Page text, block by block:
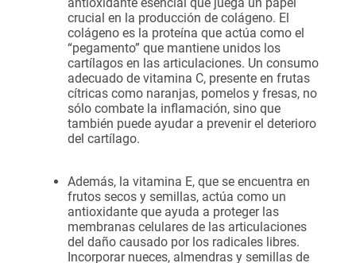
crucial en la producción de colágeno. El
colágeno es la proteína que actúa como el
“pegamento” que mantiene unidos los
cartílagos en las articulaciones. Un consumo
adecuado de vitamina C, presente en frutas
cítricas como naranjas, pomelos y fresas, no
sólo combate la inflamación, sino que
también puede ayudar a prevenir el deterioro
del cartílago.
Además, la vitamina E, que se encuentra en
frutos secos y semillas, actúa como un
antioxidante que ayuda a proteger las
membranas celulares de las articulaciones
del daño causado por los radicales libres.
Incorporar nueces, almendras y semillas de